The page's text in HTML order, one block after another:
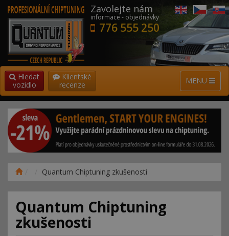
Zavolejte nám
informace - objednávky
776 555 250
MENU
Hledat
vozidlo
Klientské
recenze
Quantum Chiptuning zkušenosti
Quantum Chiptuning
zkušenosti